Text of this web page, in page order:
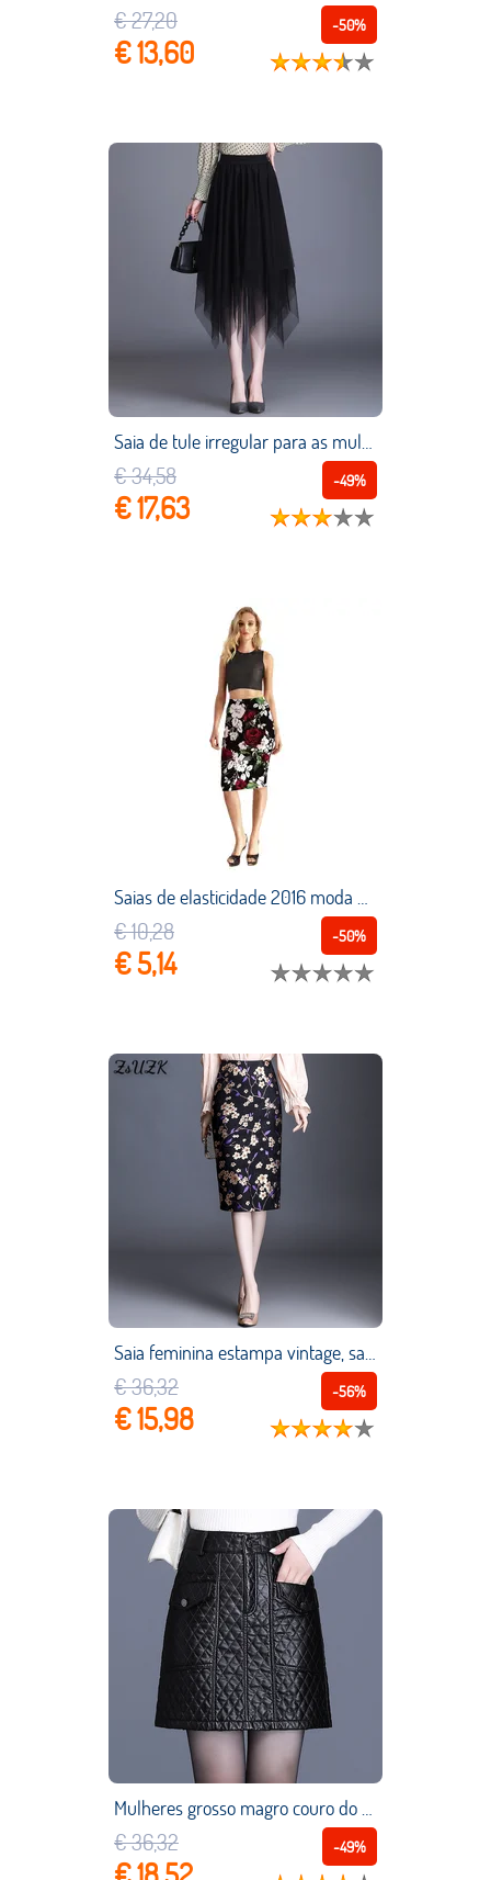
-50%
€ 27,20
€ 13,60
Saia de tule irregular para as mulheres primavera outono elasticidade cintura alta moda saia temperamento saia plissada escritório senhora inferior
-49%
€ 34,58
€ 17,63
Saias de elasticidade 2016 moda nova chegada feminina imprimir saias pretas cintura alta sexy vermelho branco rosa pacote hip saia do navio da gota
-50%
€ 10,28
€ 5,14
Saia feminina estampa vintage, saia justa estilo chinês 2021
-56%
€ 36,32
€ 15,98
Mulheres grosso magro couro do plutônio mini saia outono inverno cintura alta escritório senhora simples elegante sexy bodycon preto saias curtas
-49%
€ 36,32